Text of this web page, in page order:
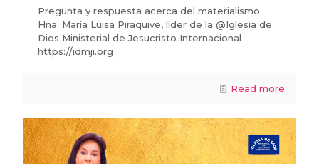
Pregunta y respuesta acerca del materialismo.
Hna. María Luisa Piraquive, líder de la @Iglesia de
Dios Ministerial de Jesucristo Internacional
https://idmji.org
Read more